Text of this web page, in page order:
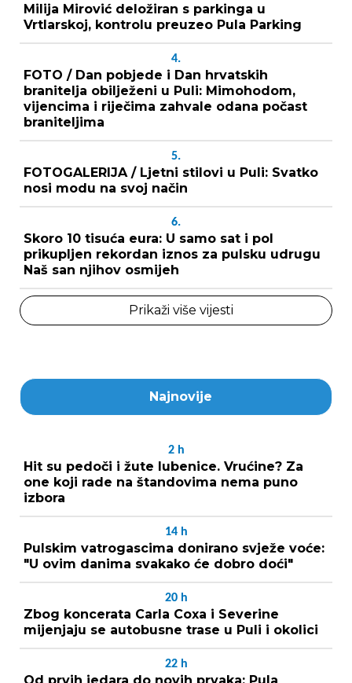
Milija Mirović deložiran s parkinga u
Vrtlarskoj, kontrolu preuzeo Pula Parking
4.
FOTO / Dan pobjede i Dan hrvatskih
branitelja obilježeni u Puli: Mimohodom,
vijencima i riječima zahvale odana počast
braniteljima
5.
FOTOGALERIJA / Ljetni stilovi u Puli: Svatko
nosi modu na svoj način
6.
Skoro 10 tisuća eura: U samo sat i pol
prikupljen rekordan iznos za pulsku udrugu
Naš san njihov osmijeh
Prikaži više vijesti
Najnovije
2 h
Hit su pedoči i žute lubenice. Vrućine? Za
one koji rade na štandovima nema puno
izbora
14 h
Pulskim vatrogascima donirano svježe voće:
"U ovim danima svakako će dobro doći"
20 h
Zbog koncerata Carla Coxa i Severine
mijenjaju se autobusne trase u Puli i okolici
22 h